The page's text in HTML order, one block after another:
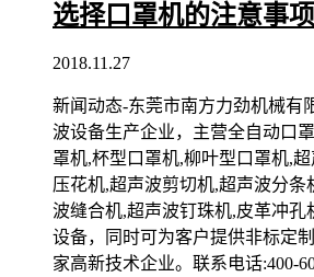
选择口罩机的注意事项
2018.11.27
新闻动态-东莞市南方力劲机械有
波设备生产企业，主营全自动口
罩机,杯型口罩机,柳叶型口罩机,
压花机,超声波剪切机,超声波分条
波缝合机,超声波钉珠机,皮革冲孔
设备，同时可为客户提供非标定
家高新技术企业。联系电话:400-